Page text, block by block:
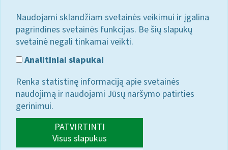
Naudojami sklandžiam svetainės veikimui ir įgalina
pagrindines svetainės funkcijas. Be šių slapukų
svetainė negali tinkamai veikti.
Analitiniai slapukai
Renka statistinę informaciją apie svetainės
naudojimą ir naudojami Jūsų naršymo patirties
gerinimui.
PATVIRTINTI
Visus slapukus